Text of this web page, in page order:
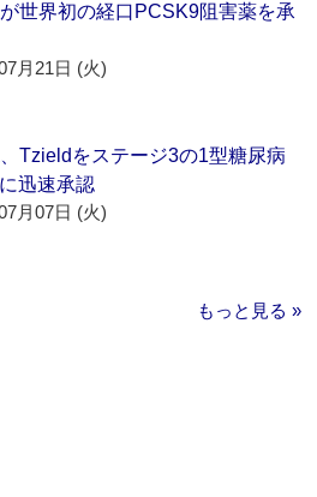
世界初の経口PCSK9阻害薬を承
月21日 (火)
Tzieldをステージ3の1型糖尿病
迅速承認
月07日 (火)
もっと見る »